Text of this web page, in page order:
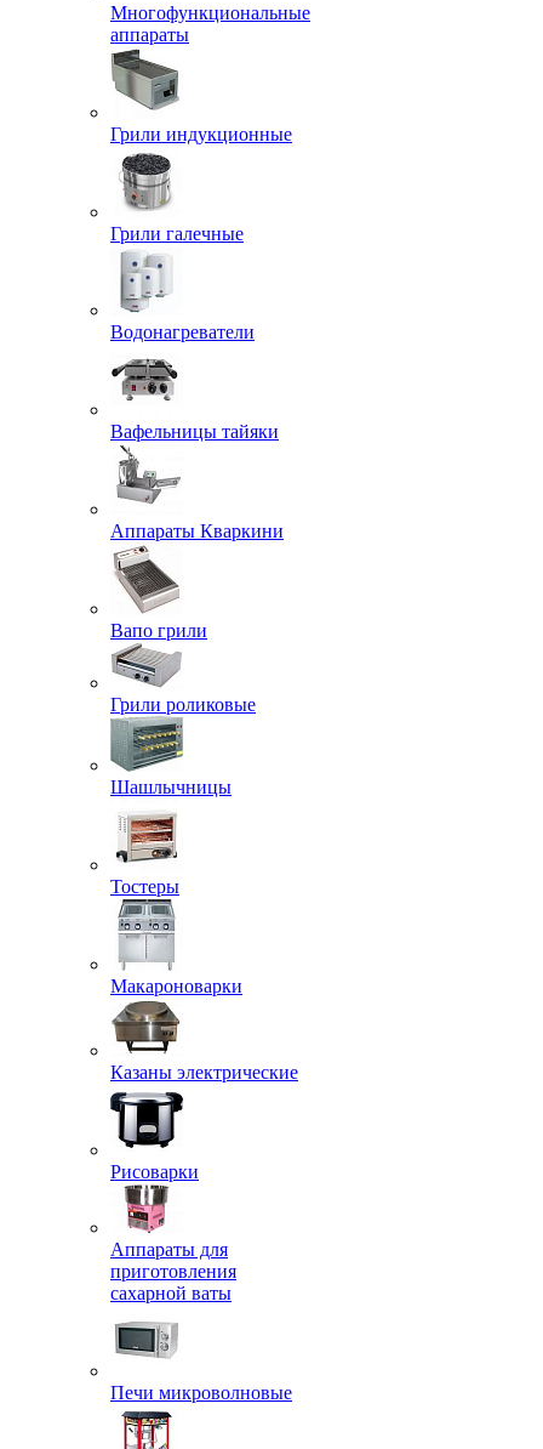
Многофункциональные
аппараты
Грили индукционные
Грили галечные
Водонагреватели
Вафельницы тайяки
Аппараты Кваркини
Вапо грили
Грили роликовые
Шашлычницы
Тостеры
Макароноварки
Казаны электрические
Рисоварки
Аппараты для
приготовления
сахарной ваты
Печи микроволновые